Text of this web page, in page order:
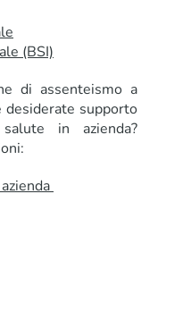
(BSI)
di assenteismo a
supporto
in azienda?